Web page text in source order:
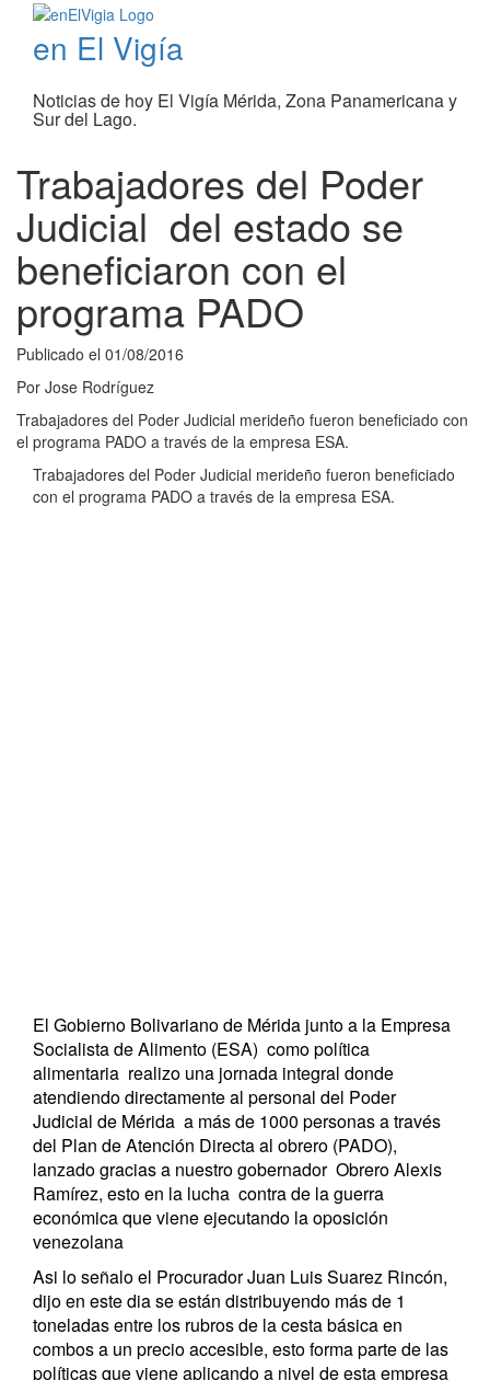
en El Vigía
Noticias de hoy El Vigía Mérida, Zona Panamericana y
Sur del Lago.
Trabajadores del Poder
Judicial del estado se
beneficiaron con el
programa PADO
Publicado el 01/08/2016
Por Jose Rodríguez
Trabajadores del Poder Judicial merideño fueron beneficiado con
el programa PADO a través de la empresa ESA.
Trabajadores del Poder Judicial merideño fueron beneficiado
con el programa PADO a través de la empresa ESA.
El Gobierno Bolivariano de Mérida junto a la Empresa
Socialista de Alimento (ESA) como política
alimentaria realizo una jornada integral donde
atendiendo directamente al personal del Poder
Judicial de Mérida a más de 1000 personas a través
del Plan de Atención Directa al obrero (PADO),
lanzado gracias a nuestro gobernador Obrero Alexis
Ramírez, esto en la lucha contra de la guerra
económica que viene ejecutando la oposición
venezolana
Asi lo señalo el Procurador Juan Luis Suarez Rincón,
dijo en este dia se están distribuyendo más de 1
toneladas entre los rubros de la cesta básica en
combos a un precio accesible, esto forma parte de las
políticas que viene aplicando a nivel de esta empresa